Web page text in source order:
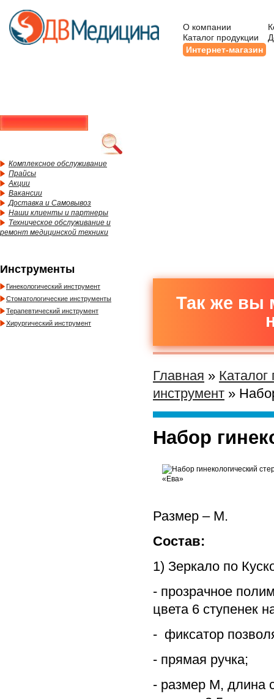
О компании
Каталог продукции
Интернет-магазин
Комплексное обслуживание
Прайсы
Акции
Вакансии
Доставка и Самовывоз
Наши клиенты и партнеры
Техническое обслуживание и
ремонт медицинской техники
Инструменты
Гинекологический инструмент
Стоматологические инструменты
Терапевтический инструмент
Хирургический инструмент
Так же вы
Главная » Каталог
инструмент »
Набор
Размер – M.
Состав:
1) Зеркало по
- прозрачное
цвета 6 ступенек
- фиксатор
- прямая ручка;
- размер M, длина